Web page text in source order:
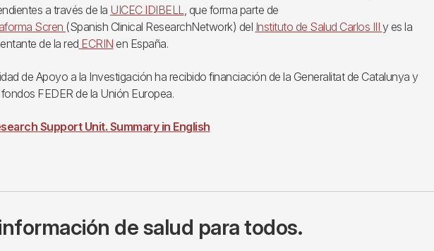
a través de la UICEC IDIBELL, que forma parte de
Scren (Spanish Clinical ResearchNetwork) del Instituto de Salud Carlos III y es la
de la red ECRIN en España.
de Apoyo a la Investigación ha recibido financiación de la Generalitat de Catalunya y
FEDER de la Unión Europea.
Support Unit. Summary in English
de salud para todos.